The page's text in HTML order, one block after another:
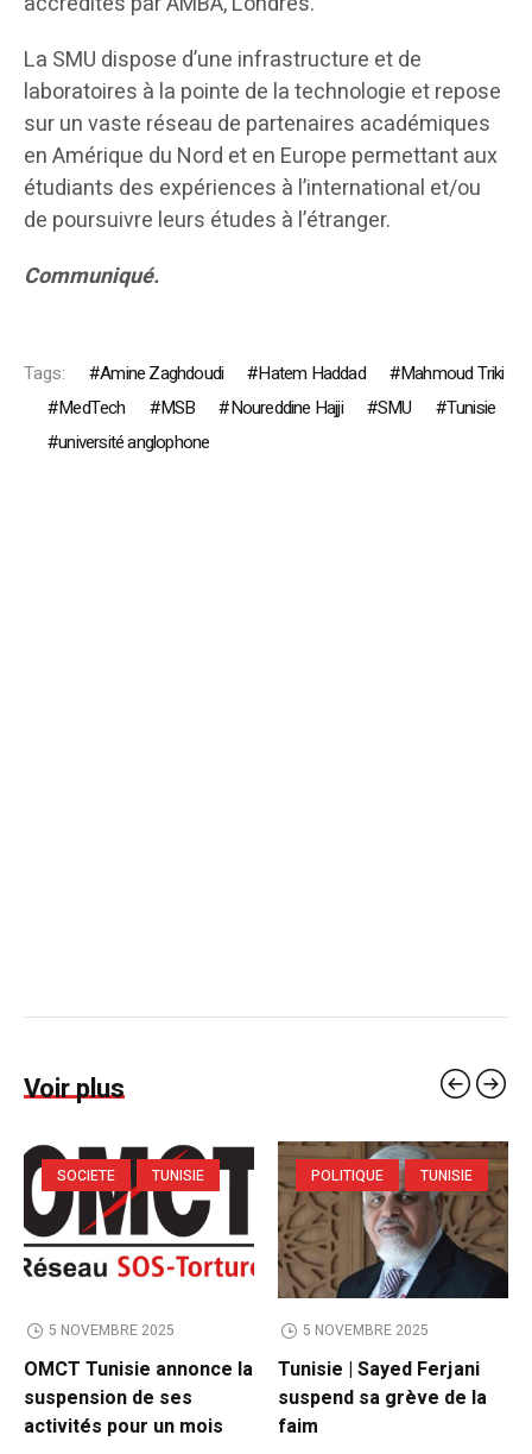
La SMU dispose d’une infrastructure et de
laboratoires à la pointe de la technologie et repose
sur un vaste réseau de partenaires académiques
en Amérique du Nord et en Europe permettant aux
étudiants des expériences à l’international et/ou
de poursuivre leurs études à l’étranger.
Communiqué.
Tags: Amine Zaghdoudi Hatem Haddad
Mahmoud Triki
MedTech
MSB Noureddine Hajji SMU
Tunisie
université anglophone
Voir plus
SOCIETE TUNISIE
5 NOVEMBRE 2025
OMCT Tunisie annonce la
suspension de ses
activités pour un mois
POLITIQUE TUNISIE
5 NOVEMBRE 2025
Tunisie | Sayed Ferjani
suspend sa grève de la
faim